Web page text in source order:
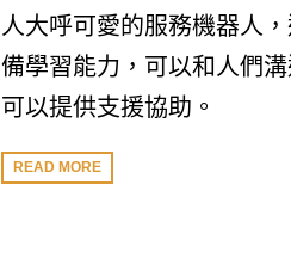
人大呼可愛的服務機器人
備學習能力，可以和人們
可以提供支援協助。
READ MORE